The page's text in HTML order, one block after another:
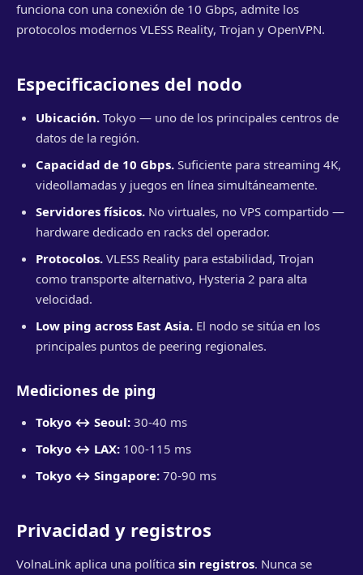
funciona con una conexión de 10 Gbps, admite los
protocolos modernos VLESS Reality, Trojan y OpenVPN.
Especificaciones del nodo
Ubicación. Tokyo — uno de los principales centros de
datos de la región.
Capacidad de 10 Gbps. Suficiente para streaming 4K,
videollamadas y juegos en línea simultáneamente.
Servidores físicos. No virtuales, no VPS compartido —
hardware dedicado en racks del operador.
Protocolos. VLESS Reality para estabilidad, Trojan
como transporte alternativo, Hysteria 2 para alta
velocidad.
Low ping across East Asia. El nodo se sitúa en los
principales puntos de peering regionales.
Mediciones de ping
Tokyo ↔ Seoul: 30-40 ms
Tokyo ↔ LAX: 100-115 ms
Tokyo ↔ Singapore: 70-90 ms
Privacidad y registros
VolnaLink aplica una política sin registros. Nunca se